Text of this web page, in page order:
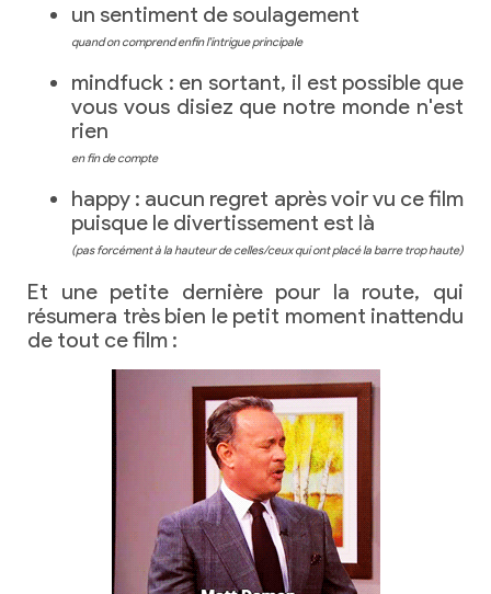
un sentiment de soulagement
quand on comprend enfin l'intrigue principale
mindfuck : en sortant, il est possible que
vous vous disiez que notre monde n'est
rien
en fin de compte
happy : aucun regret après voir vu ce film
puisque le divertissement est là
(pas forcément à la hauteur de celles/ceux qui ont placé la barre trop haute)
Et une petite dernière pour la route, qui
résumera très bien le petit moment inattendu
de tout ce film :